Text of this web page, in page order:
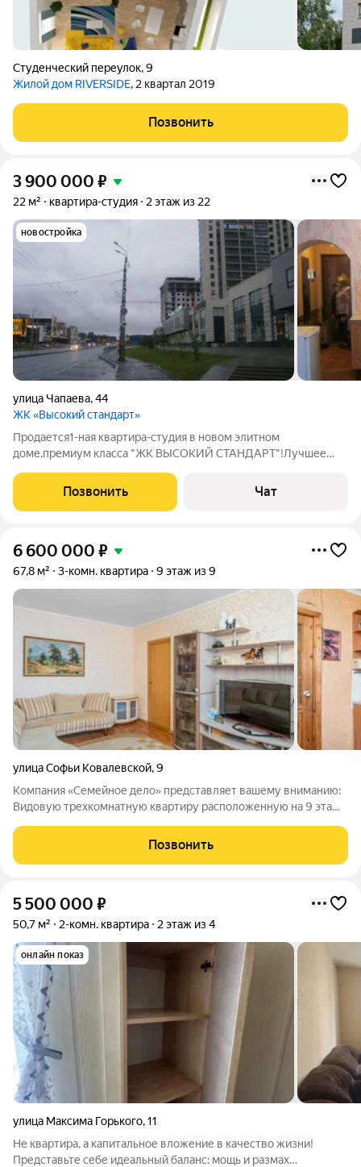
Студенческий переулок,9
Жилой дом RIVERSIDE, 2 квартал 2019
Позвонить
3 900 000 ₽
22 м² квартира-студия 2 этаж из 22
новостройка
улица Чапаева,44
ЖК «Высокий стандарт»
Продается1-ная квартира-студия в новом элитном
доме,премиум класса "ЖК ВЫСОКИЙ СТАНДАРТ"!Лучшее
вокзала10 минут, до университета 15 минут ходьбы Остановка
общ-ного транспорта на против дома!Вся
Позвонить Чат
6 600 000 ₽
67,8 м² 3-комн. квартира 9 этаж из 9
улица Софьи Ковалевской,9
Компания «Семейное дело» представляет вашему вниманию:
Видовую трехкомнатную квартиру расположенную на 9 этаже
Ковалевской, д.9. Возможен обмен на 1 комнатную квартиру +
доплата (готовы
Позвонить
5 500 000 ₽
50,7 м² 2-комн. квартира 2 этаж из 4
онлайн показ
улица Максима Горького,11
Не квартира, а капитальное вложение в качество жизни!
Представьте себе идеальный баланс: мощь и размах